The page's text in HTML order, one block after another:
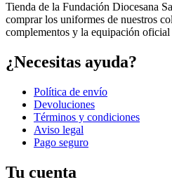
Tienda de la Fundación Diocesana
comprar los uniformes de nuestros
complementos y la equipación
¿Necesitas ayuda?
Política de envío
Devoluciones
Términos y condiciones
Aviso legal
Pago seguro
Tu cuenta